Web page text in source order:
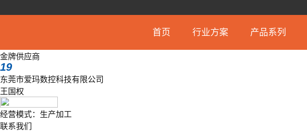
首页 行业方案 产品系列
金牌供应商
19
东莞市爱玛数控科技有限公司
王国权
经营模式：生产加工
联系我们